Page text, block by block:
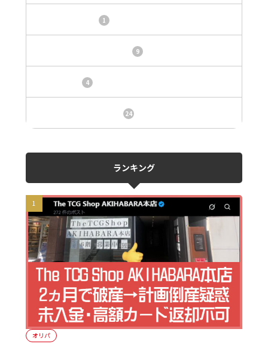
1
9
4
24
ランキング
オリパ